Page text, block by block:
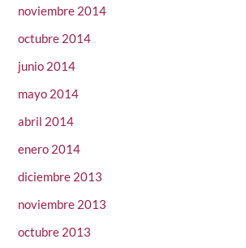
noviembre 2014
octubre 2014
junio 2014
mayo 2014
abril 2014
enero 2014
diciembre 2013
noviembre 2013
octubre 2013